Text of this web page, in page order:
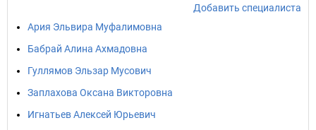
Добавить специалиста
Ария Эльвира Муфалимовна
Бабрай Алина Ахмадовна
Гуллямов Эльзар Мусович
Заплахова Оксана Викторовна
Игнатьев Алексей Юрьевич